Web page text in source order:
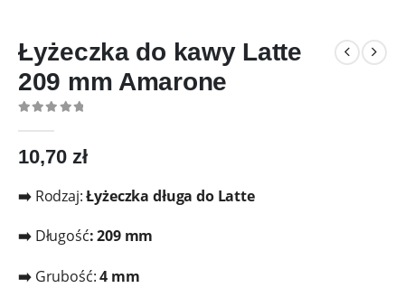
Łyżeczka do kawy Latte
209 mm Amarone
10,70 zł
➡️ Rodzaj:Łyżeczka długa do Latte
➡️ Długość:209 mm
➡️ Grubość:4 mm